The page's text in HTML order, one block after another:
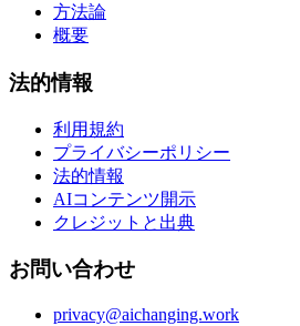
方法論
概要
法的情報
利用規約
プライバシーポリシー
法的情報
AIコンテンツ開示
クレジットと出典
お問い合わせ
privacy@aichanging.work